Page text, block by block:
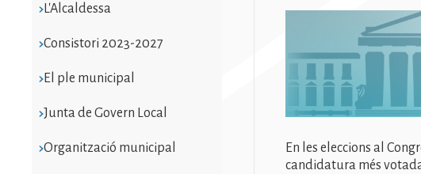
L'Alcaldessa
Consistori 2023-2027
El ple municipal
Junta de Govern Local
Organització municipal
En les eleccions al
candidatura més